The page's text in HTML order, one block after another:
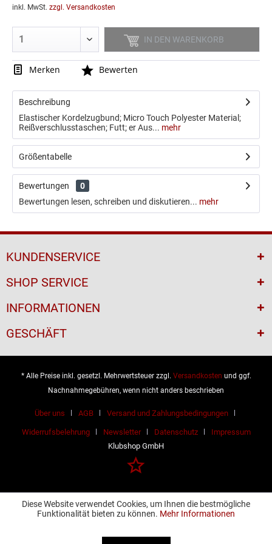
inkl. MwSt. zzgl. Versandkosten
IN DEN WARENKORB
Merken Bewerten
Beschreibung
Elastischer Kordelzugbund; Micro Touch Polyester Material;
Reißverschlusstaschen; Futt; er Aus... mehr
Größentabelle
Bewertungen
0
Bewertungen lesen, schreiben und diskutieren... mehr
KUNDENSERVICE
SHOP SERVICE
INFORMATIONEN
GESCHÄFT
* Alle Preise inkl. gesetzl. Mehrwertsteuer zzgl. Versandkosten und ggf.
Nachnahmegebühren, wenn nicht anders beschrieben
Über uns AGB Versand und Zahlungsbedingungen
Widerrufsbelehrung Newsletter Datenschutz
Impressum
Klubshop GmbH
Diese Website verwendet Cookies, um Ihnen die bestmögliche
Funktionalität bieten zu können. Mehr Informationen